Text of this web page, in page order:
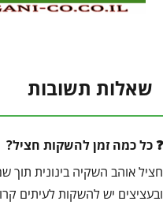
שאלות תשובות
כל כמה זמן להשקות חציל?
חציל אוהב השקיה בינונית תוך
ובעציצים יש להשקות לעיתים